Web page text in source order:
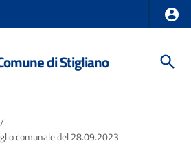
di Stigliano
/
comunale del 28.09.2023